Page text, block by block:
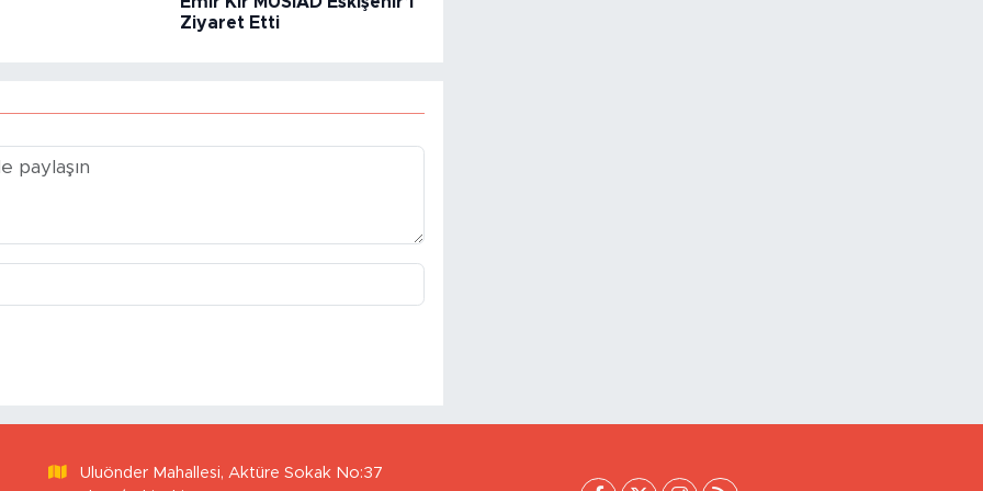
Ziyaret Etti
Uluönder Mahallesi, Aktüre Sokak No:37